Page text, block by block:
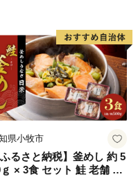
寄せグルメ 魚醤 ナンプ
愛知県 小牧市 冷凍 送料
県小牧市
ふるさと納税】釜めし 約 5
× 3食 セット 鮭 老舗 急